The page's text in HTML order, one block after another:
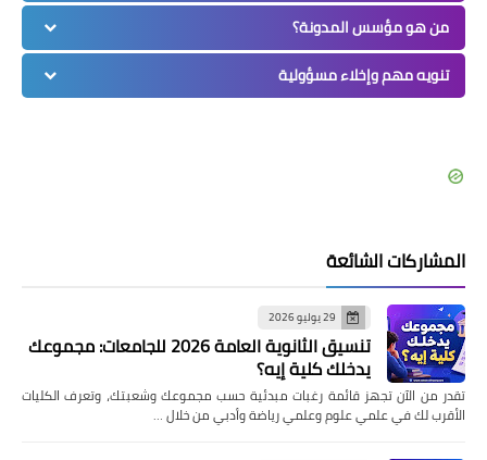
من هو مؤسس المدونة؟
تنويه مهم وإخلاء مسؤولية
المشاركات الشائعة
29 يوليو 2026
تنسيق الثانوية العامة 2026 للجامعات: مجموعك
يدخلك كلية إيه؟
تقدر من الآن تجهز قائمة رغبات مبدئية حسب مجموعك وشعبتك، وتعرف الكليات
الأقرب لك في علمي علوم وعلمي رياضة وأدبي من خلال …